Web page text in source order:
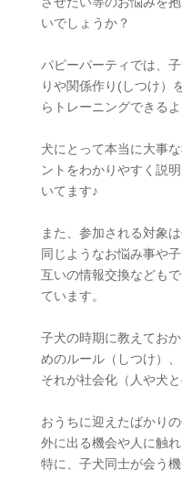
いでしょうか？
パピーパーティでは、
りや関係作り(しつけ）
らトレーニングできる
犬にとって本当に大事
ントをわかりやすく説
いてます♪
また、参加される対象
同じようなお悩み事や
互いの情報交換なども
ています。
子犬の時期に教えてお
めのルール（しつけ）、
それが社会化（人や犬
おうちに迎えたばかり
外に出る機会や人に触
特に、子犬同士が会う